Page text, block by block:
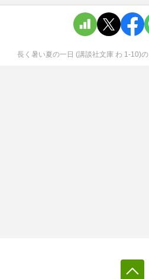
長く暑い夏の一日 (講談社文庫 わ 1-10)の